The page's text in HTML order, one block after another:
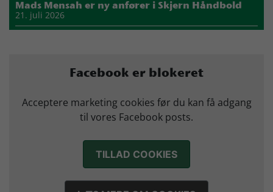
Mads Mensah er ny anfører i Skjern Håndbold
21. juli 2026
Marius Nørsøller udlejes til HØJ Elite
Morten Vium takker af efter 17 sæsoner i grønt
12. juli 2026
Facebook er blokeret
Acceptere marketing cookies før du kan få adgang
til vores Facebook posts.
TILLAD COOKIES